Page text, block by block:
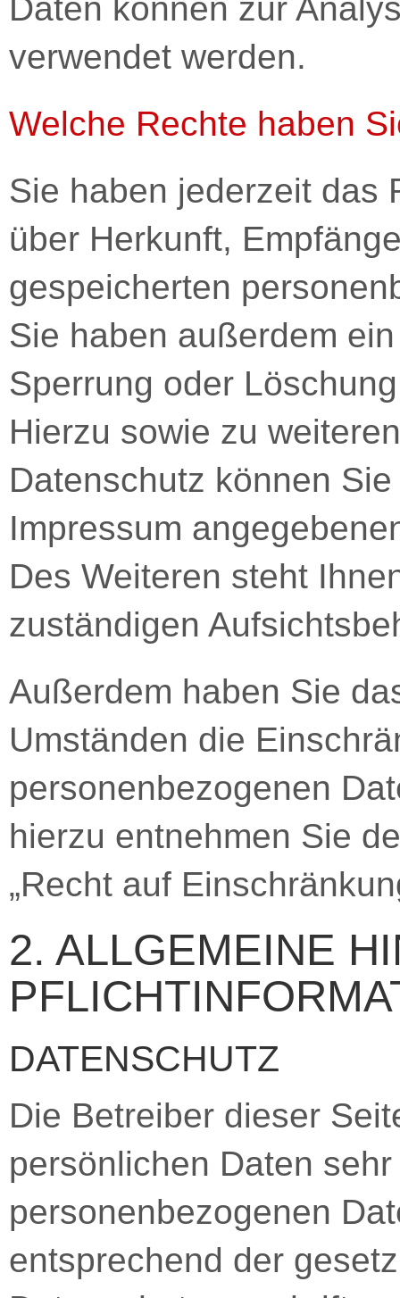
Daten können zur
verwendet werden.
Welche Rechte haben
Sie haben jederzeit das
über Herkunft,
gespeicherten
Sie haben außerdem
Sperrung oder
Hierzu sowie zu
Datenschutz können
Impressum
Des Weiteren steht
zuständigen
Außerdem haben Sie
Umständen die
personenbezogenen
hierzu entnehmen Sie
„Recht auf
2. ALLGEMEINE
DATENSCHUTZ
Die Betreiber dieser
persönlichen Daten
personenbezogenen
entsprechend der